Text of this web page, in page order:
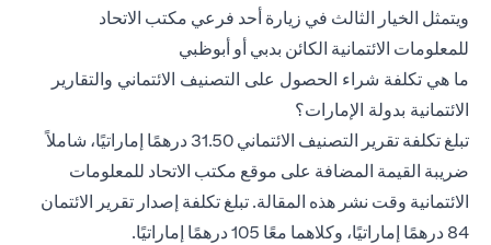
ويتمثل الخيار الثالث في زيارة أحد فرعي مكتب الاتحاد
للمعلومات الائتمانية الكائن بدبي أو أبوظبي
ما هي تكلفة شراء الحصول على التصنيف الائتماني والتقارير
الائتمانية بدولة الإمارات؟
تبلغ تكلفة تقرير التصنيف الائتماني 31.50 درهمًا إماراتيًا، شاملاً
ضريبة القيمة المضافة على موقع مكتب الاتحاد للمعلومات
الائتمانية وقت نشر هذه المقالة. تبلغ تكلفة إصدار تقرير الائتمان
84 درهمًا إماراتيًا، وكلاهما معًا 105 درهمًا إماراتيًا.